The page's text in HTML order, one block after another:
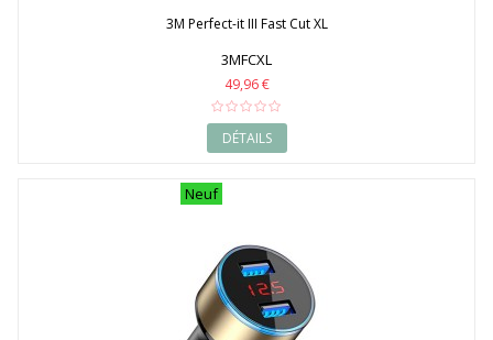
3M Perfect-it III Fast Cut XL
3MFCXL
49,96 €
DÉTAILS
Neuf